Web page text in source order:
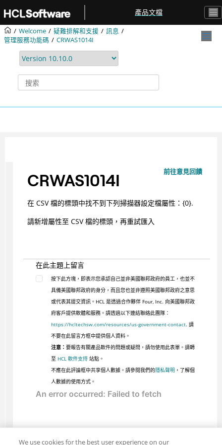
產品文檔
Welcome 疑難排解和支援
訊息
管理服務功能碼
CRWAS1014I
前往意見回饋
CRWAS1014I
在 CSV 檔的標頭中找不到下列掃描器設定檔屬性：{0}.
請新增屬性至 CSV 檔的標頭，再重試匯入
在此主題上留言
按下此方塊，即表示您承認自己並非美國聯邦政府的員工，也並不
具備美國聯邦政府的身分，而且您也並非遵照美國聯邦政府之意思
或代表其提交資訊。HCL 是透過合作夥伴 Four, Inc. 向美國聯邦政
府客戶提供軟體和服務。請透過以下連結聯絡此團隊：
https://hcltechsw.com/resources/us-government-contact. 請
不要在此留言方框中提供個人資料。
注意： 要報告有關產品軟件的問題或疑問，請勿使用此表單。請轉
至 HCL 軟件支持站點。
不應在此評論框中共享個人數據。請參閱我們的隱私聲明 ，了解個
人數據的使用方式。
We use cookies for the best user experience on our